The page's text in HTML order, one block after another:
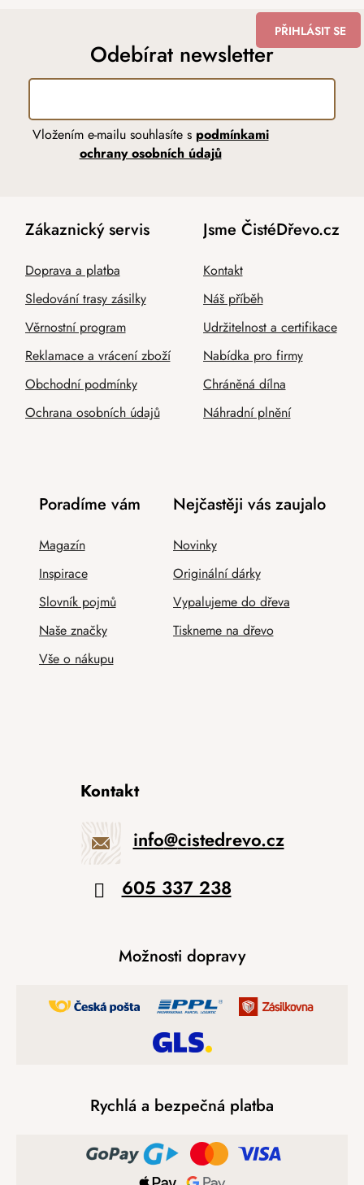
Odebírat newsletter
Vložením e-mailu souhlasíte s podmínkami
ochrany osobních údajů
PŘIHLÁSIT SE
Zákaznický servis
Doprava a platba
Sledování trasy zásilky
Věrnostní program
Reklamace a vrácení zboží
Obchodní podmínky
Ochrana osobních údajů
Jsme ČistéDřevo.cz
Kontakt
Náš příběh
Udržitelnost a certifikace
Nabídka pro firmy
Chráněná dílna
Náhradní plnění
Poradíme vám
Magazín
Inspirace
Slovník pojmů
Naše značky
Vše o nákupu
Nejčastěji vás zaujalo
Novinky
Originální dárky
Vypalujeme do dřeva
Tiskneme na dřevo
Kontakt
info@cistedrevo.cz
605 337 238
Možnosti dopravy
Rychlá a bezpečná platba